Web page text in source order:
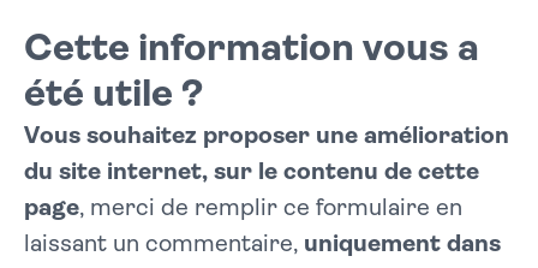
Cette information vous a
été utile ?
Vous souhaitez proposer une amélioration
du site internet, sur le contenu de cette
page, merci de remplir ce formulaire en
laissant un commentaire, uniquement dans